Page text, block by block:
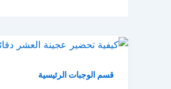
قسم الوجبات الرئيسية